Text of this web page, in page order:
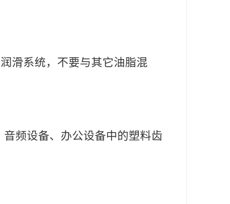
滑系统，不要与其它油脂混
频设备、办公设备中的塑料齿